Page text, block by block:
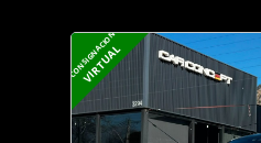
CONSIGNACION
VIRTUAL